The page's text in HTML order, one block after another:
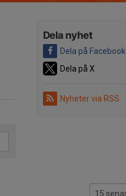
Dela nyhet
Dela på Facebook
Dela på X
Nyheter via RSS